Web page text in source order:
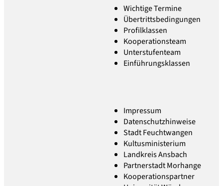
Wichtige Termine
Übertrittsbedingungen
Profilklassen
Kooperationsteam
Unterstufenteam
Einführungsklassen
Impressum
Datenschutzhinweise
Stadt Feuchtwangen
Kultusministerium
Landkreis Ansbach
Partnerstadt Morhange
Kooperationspartner